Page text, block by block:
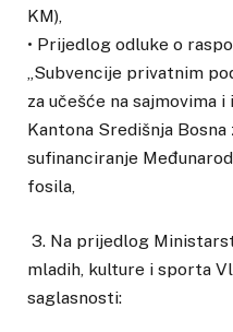
KM),
• Prijedlog odluke o
„Subvencije privatnim
za učešće na sajmovima
Kantona Središnja Bosna
sufinanciranje
fosila,
3. Na prijedlog
mladih, kulture i sporta
saglasnosti: